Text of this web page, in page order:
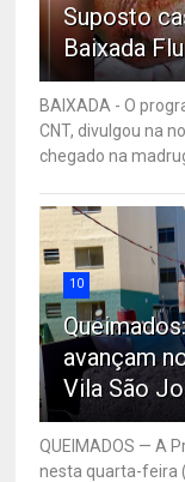
Suposto
Baixada
BAIXADA - O
CNT, divulgou na
chegado na
10
avançam
Vila São
QUEIMADOS — A
nesta quarta-feira